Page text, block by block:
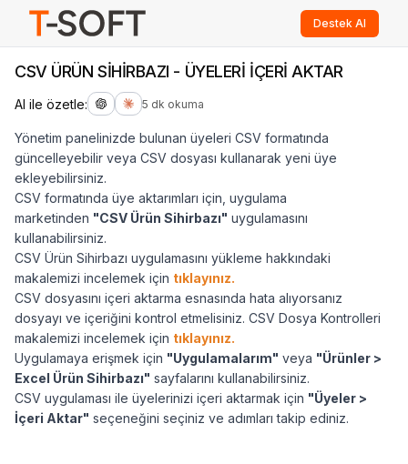
Destek Al
CSV ÜRÜN SİHİRBAZI - ÜYELERİ İÇERİ AKTAR
AI ile özetle: 5 dk okuma
Yönetim panelinizde bulunan üyeleri CSV formatında
güncelleyebilir veya CSV dosyası kullanarak yeni üye
ekleyebilirsiniz.
CSV formatında üye aktarımları için, uygulama
marketinden "CSV Ürün Sihirbazı" uygulamasını
kullanabilirsiniz.
CSV Ürün Sihirbazı uygulamasını yükleme hakkındaki
makalemizi incelemek için tıklayınız.
CSV dosyasını içeri aktarma esnasında hata alıyorsanız
dosyayı ve içeriğini kontrol etmelisiniz. CSV Dosya Kontrolleri
makalemizi incelemek için tıklayınız.
Uygulamaya erişmek için "Uygulamalarım" veya "Ürünler >
Excel Ürün Sihirbazı" sayfalarını kullanabilirsiniz.
CSV uygulaması ile üyelerinizi içeri aktarmak için "Üyeler >
İçeri Aktar" seçeneğini seçiniz ve adımları takip ediniz.